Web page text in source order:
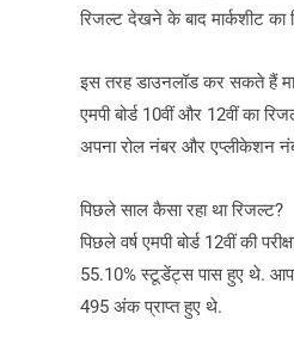
रिजल्ट देखने के बाद मार्कशीट
इस तरह डाउनलॉड कर सकते हैं
एमपी बोर्ड 10वीं और 12वीं का
अपना रोल नंबर और एप्लीकेशन
पिछले साल कैसा रहा था रिजल्ट?
पिछले वर्ष एमपी बोर्ड 12वीं की
55.10% स्टूडेंट्स पास हुए थे.
495 अंक प्राप्त हुए थे.